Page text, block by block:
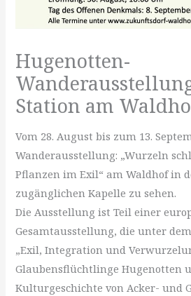
Hugenotten-
Station am
Vom 28. August bis zum 13.
Wanderausstellung: „Wurzeln
Pflanzen im Exil“ am Waldhof in
zugänglichen Kapelle zu sehen.
Die Ausstellung ist Teil einer
Gesamtausstellung, die unter
„Exil, Integration und
Glaubensflüchtlinge Hugenotten
Kulturgeschichte von Acker- und